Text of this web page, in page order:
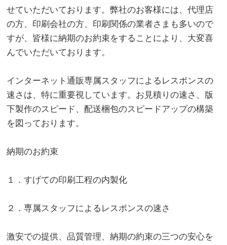
せていただいております。弊社のお客様には、代理店
の方、印刷会社の方、印刷関係の業者さまも多いので
すが、皆様に納期のお約束をすることにより、大変喜
んでいただいております。
インターネット通販専属スタッフによるレスポンスの
速さは、特に重要視しています。お見積りの速さ、版
下製作のスピード、配送梱包のスピードアップの構築
を図っております。
納期のお約束
１．すげての印刷工程の内製化
２．専属スタッフによるレスポンスの速さ
激安での提供、品質管理、納期の約束の三つの安心を